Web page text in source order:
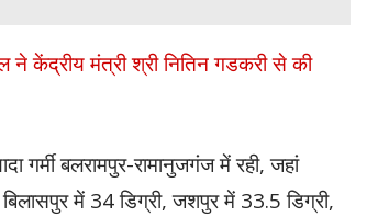
केंद्रीय मंत्री श्री नितिन गडकरी से की
बलरामपुर-रामानुजगंज में रही, जहां
में 34 डिग्री, जशपुर में 33.5 डिग्री,